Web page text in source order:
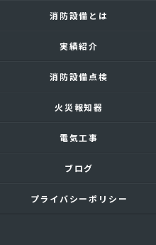
消防設備とは
実績紹介
消防設備点検
火災報知器
電気工事
ブログ
プライバシーポリシー